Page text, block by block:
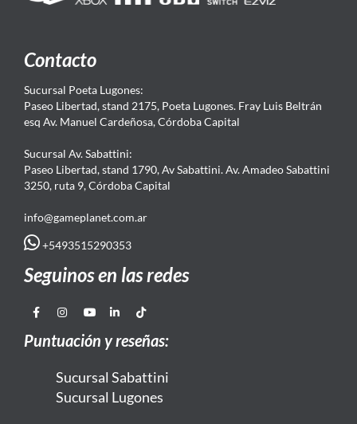
Contacto
Sucursal Poeta Lugones:
Paseo Libertad, stand 2175, Poeta Lugones. Fray Luis Beltrán
esq Av. Manuel Cardeñosa, Córdoba Capital
Sucursal Av. Sabattini:
Paseo Libertad, stand 1790, Av Sabattini. Av. Amadeo Sabattini
3250, ruta 9, Córdoba Capital
info@gameplanet.com.ar
+5493515290353
Seguinos en las redes
Puntuación y reseñas:
Sucursal Sabattini
Sucursal Lugones